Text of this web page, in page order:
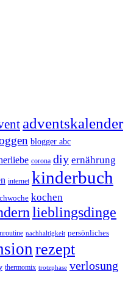
adventskalender
blogger abc
corona diy ernährung
internet kinderbuch
kochen
lieblingsdinge
nachhaltigkeit persönliches
rezept
thermomix trotzphase verlosung